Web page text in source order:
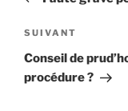
l’article
Article
suivant
SUIVANT
Conseil de
procédure ?